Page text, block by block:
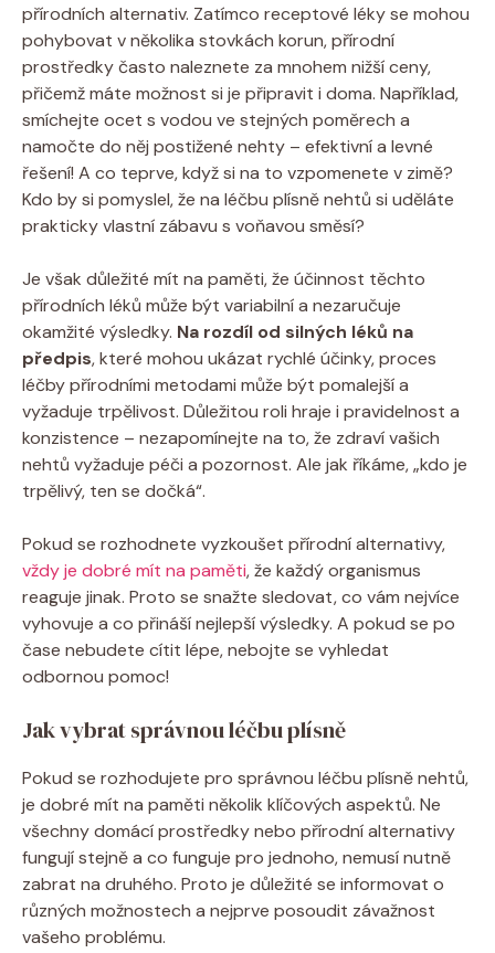
přírodních alternativ. Zatímco receptové léky se mohou
pohybovat v několika stovkách korun, přírodní
prostředky často naleznete za mnohem nižší ceny,
přičemž máte možnost si je připravit i doma. Například,
smíchejte ocet s vodou ve stejných poměrech a
namočte do něj postižené nehty – efektivní a levné
řešení! A co teprve, když si na to vzpomenete v zimě?
Kdo by si pomyslel, že na léčbu plísně nehtů si uděláte
prakticky vlastní zábavu s voňavou směsí?
Je však důležité mít na paměti, že účinnost těchto
přírodních léků může být variabilní a nezaručuje
okamžité výsledky. Na rozdíl od silných léků na
předpis, které mohou ukázat rychlé účinky, proces
léčby přírodními metodami může být pomalejší a
vyžaduje trpělivost. Důležitou roli hraje i pravidelnost a
konzistence – nezapomínejte na to, že zdraví vašich
nehtů vyžaduje péči a pozornost. Ale jak říkáme, „kdo je
trpělivý, ten se dočká“.
Pokud se rozhodnete vyzkoušet přírodní alternativy,
vždy je dobré mít na paměti, že každý organismus
reaguje jinak. Proto se snažte sledovat, co vám nejvíce
vyhovuje a co přináší nejlepší výsledky. A pokud se po
čase nebudete cítit lépe, nebojte se vyhledat
odbornou pomoc!
Jak vybrat správnou léčbu plísně
Pokud se rozhodujete pro správnou léčbu plísně nehtů,
je dobré mít na paměti několik klíčových aspektů. Ne
všechny domácí prostředky nebo přírodní alternativy
fungují stejně a co funguje pro jednoho, nemusí nutně
zabrat na druhého. Proto je důležité se informovat o
různých možnostech a nejprve posoudit závažnost
vašeho problému.